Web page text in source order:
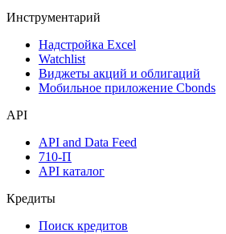
Инструментарий
Надстройка Excel
Watchlist
Виджеты акций и облигаций
Мобильное приложение Cbonds
API
API and Data Feed
710-П
API каталог
Кредиты
Поиск кредитов